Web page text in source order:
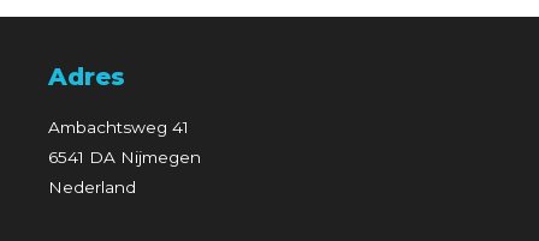
Adres
Ambachtsweg 41
6541 DA Nijmegen
Nederland